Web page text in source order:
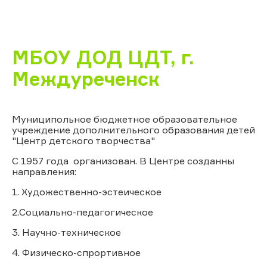
МБОУ ДОД ЦДТ, г.
Междуреченск
Муниципольное бюджетное образовательное
учреждение дополнительного образования детей
"Центр детского творчества"
С 1957 года организован. В Центре созданны
направления:
1. Художественно-эстеическое
2.Социально-педагогическое
3. Научно-техническое
4. Физическо-спрортивное